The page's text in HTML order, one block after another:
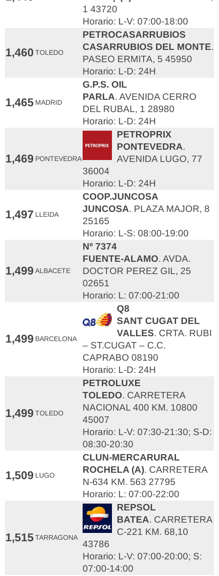
1 43720
Horario: L-V: 07:00-18:00
1,460 TOLEDO
PETROCASARRUBIOS
CASARRUBIOS DEL MONTE.
PASEO ERMITA, 5 45950
Horario: L-D: 24H
1,465 MADRID
G.P.S. OIL
PARLA. AVENIDA CERRO
DEL RUBAL, 1 28980
Horario: L-D: 24H
1,469 PONTEVEDRA
PETROPRIX
PONTEVEDRA.
AVENIDA LUGO, 77
36004
Horario: L-D: 24H
1,497 LLEIDA
COOP.JUNCOSA
JUNCOSA. PLAZA MAJOR, 8
25165
Horario: L-S: 08:00-19:00
1,499 ALBACETE
Nº 7374
FUENTE-ALAMO. AVDA.
DOCTOR PEREZ GIL, 25
02651
Horario: L: 07:00-21:00
1,499 BARCELONA
Q8
SANT CUGAT DEL
VALLES. CRTA. RUBI
– ST.CUGAT – C.C.
CAPRABO 08190
Horario: L-D: 24H
1,499 TOLEDO
PETROLUXE
TOLEDO. CARRETERA
NACIONAL 400 KM. 10800
45007
Horario: L-V: 07:30-21:30; S-D:
08:30-20:30
1,509 LUGO
CLUN-MERCARURAL
ROCHELA (A). CARRETERA
N-634 KM. 563 27795
Horario: L: 07:00-22:00
1,515 TARRAGONA
REPSOL
BATEA. CARRETERA
C-221 KM. 68,10
43786
Horario: L-V: 07:00-20:00; S:
07:00-14:00